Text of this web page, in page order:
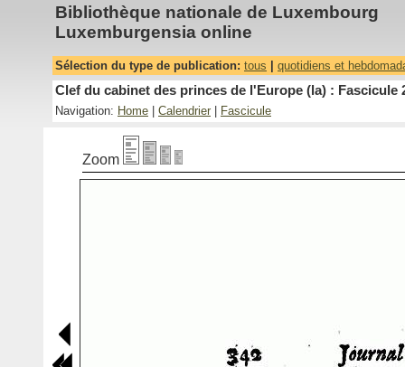
Bibliothèque nationale de Luxembourg
Luxemburgensia online
Sélection du type de publication: tous quotidiens et
Clef du cabinet des princes de l'Europe (la) : Fascicule
Navigation: Home Calendrier Fascicule
Zoom